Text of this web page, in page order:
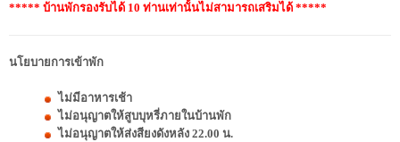
***** บ้านพักรองรับได้ 10 ท่านเท่านั้นไม่สามารถเสริมได้ *****
นโยบายการเข้าพัก
ไม่มีอาหารเช้า
ไม่อนุญาตให้สูบบุหรี่ภายในบ้านพัก
ไม่อนุญาตให้ส่งสียงดังหลัง 22.00 น.